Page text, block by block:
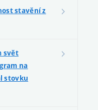
stavění z
svět
na
stovku